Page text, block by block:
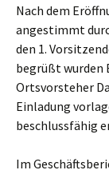
Nach dem
angestimmt
den 1.
begrüßt wurden
Ortsvorsteher
Einladung
beschlussfähig
Im